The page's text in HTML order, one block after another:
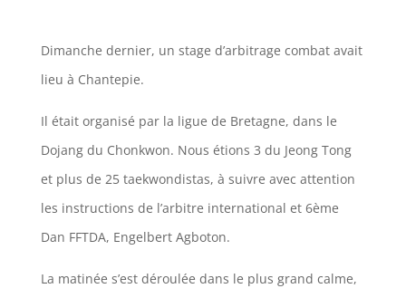
Dimanche dernier, un stage d’arbitrage combat avait
lieu à Chantepie.
Il était organisé par la ligue de Bretagne, dans le
Dojang du Chonkwon. Nous étions 3 du Jeong Tong
et plus de 25 taekwondistas, à suivre avec attention
les instructions de l’arbitre international et 6ème
Dan FFTDA, Engelbert Agboton.
La matinée s’est déroulée dans le plus grand calme,